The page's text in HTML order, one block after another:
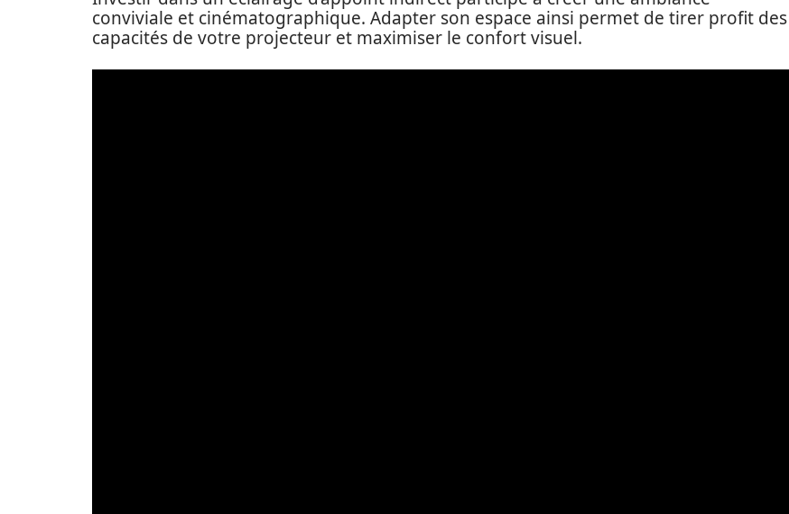
conviviale et cinématographique. Adapter son espace ainsi permet de tirer profit des
capacités de votre projecteur et maximiser le confort visuel.